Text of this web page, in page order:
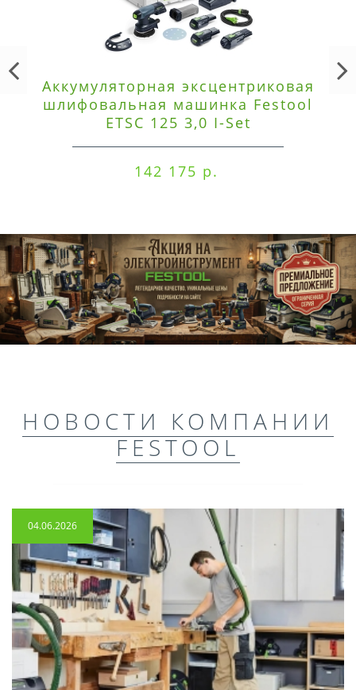
Аккумуляторная эксцентриковая
шлифовальная машинка Festool
ETSC 125 3,0 I-Set
142 175 р.
НОВОСТИ КОМПАНИИ
FESTOOL
04.06.2026